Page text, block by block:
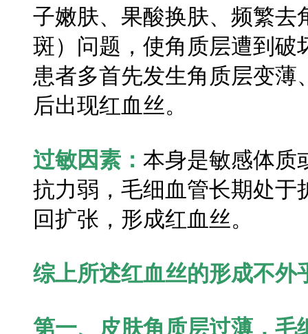
子嫩肤、果酸换肤、频繁去
斑）问题，使角质层遭到破
患者多首先发生角质层变
后出现红血丝。
过敏因素： 本身是敏感体质
抗力弱，毛细血管长期处于
回扩张，形成红血丝。
综上所述红血丝的形成不外
第一、皮肤角质层过薄，毛